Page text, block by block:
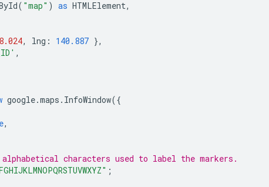
( "map" ) as HTMLElement,
, lng : 140.887 },
,
google.maps . InfoWindow({
,
characters used to label the markers.
;